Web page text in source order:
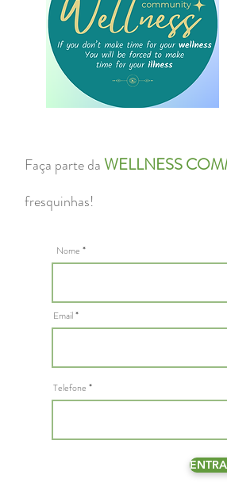
Faça parte da WELLNESS
fresquinhas!
Nome
Email
Telefone